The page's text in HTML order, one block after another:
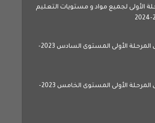
الأولى لجميع مواد و مستويات التعليم
جميع فروض المرحلة الأولى المستوى السادس 2023-
جميع فروض المرحلة الأولى المستوى الخامس 2023-